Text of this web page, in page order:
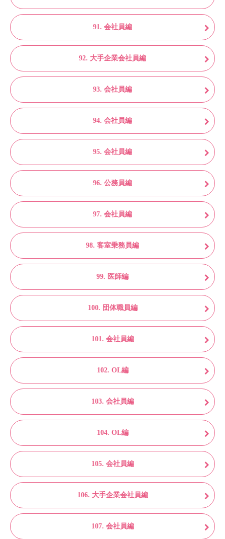
91. 会社員編
92. 大手企業会社員編
93. 会社員編
94. 会社員編
95. 会社員編
96. 公務員編
97. 会社員編
98. 客室乗務員編
99. 医師編
100. 団体職員編
101. 会社員編
102. OL編
103. 会社員編
104. OL編
105. 会社員編
106. 大手企業会社員編
107. 会社員編